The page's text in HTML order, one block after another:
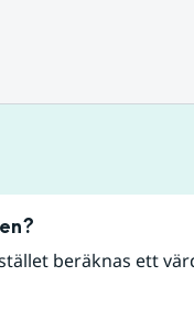
beräknas ett